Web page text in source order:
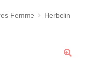
Femme
Herbelin